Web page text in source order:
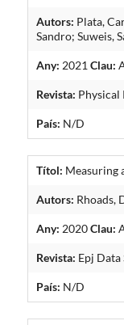
Autors: Plata,
Sandro; Suweis,
Any: 2021Clau:
Revista: Physical
País: N/D
Títol: Measuring
Autors: Rhoads,
Any: 2020Clau:
Revista: Epj Data
País: N/D